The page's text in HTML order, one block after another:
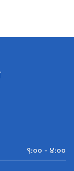
९:०० - ४:००